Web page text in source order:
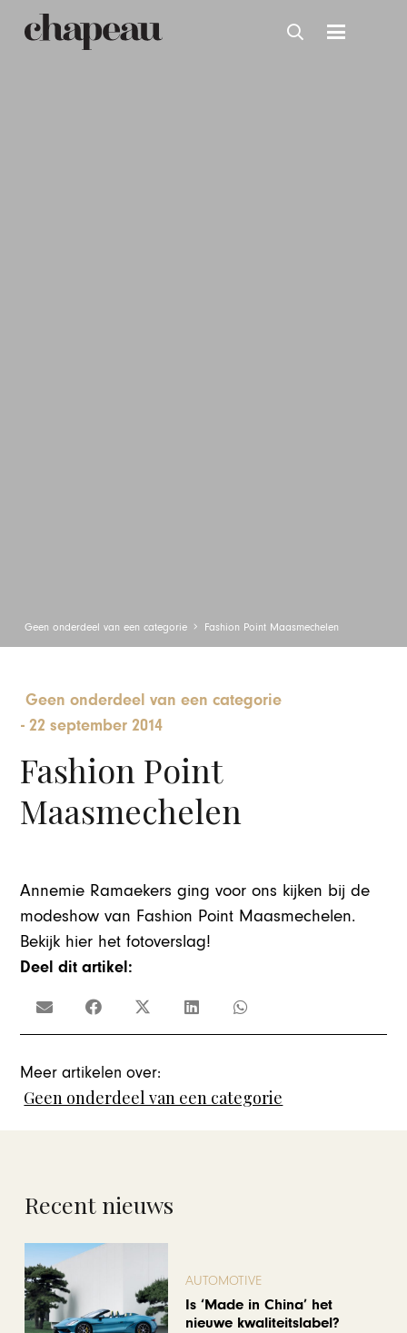
Geen onderdeel van een categorie Fashion Point Maasmechelen
Geen onderdeel van een categorie
-22 september 2014
Fashion Point
Maasmechelen
Annemie Ramaekers ging voor ons kijken bij de
modeshow van Fashion Point Maasmechelen.
Bekijk hier het fotoverslag!
Deel dit artikel:
Meer artikelen over:
Geen onderdeel van een categorie
Recent nieuws
AUTOMOTIVE
Is ‘Made in China’ het
nieuwe kwaliteitslabel?